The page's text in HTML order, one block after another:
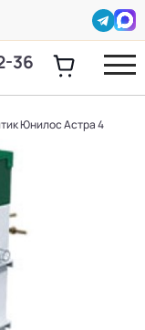
36
Юнилос Астра 4